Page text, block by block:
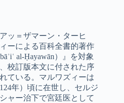
ッ＝ザマーン・ターヒ
ーによる百科全書的著作
al-Ḥayawān）』を対象
校訂版本文に付された序
ている。マルワズィーは
年）頃に在世し、セルジ
ャー治下で宮廷医として